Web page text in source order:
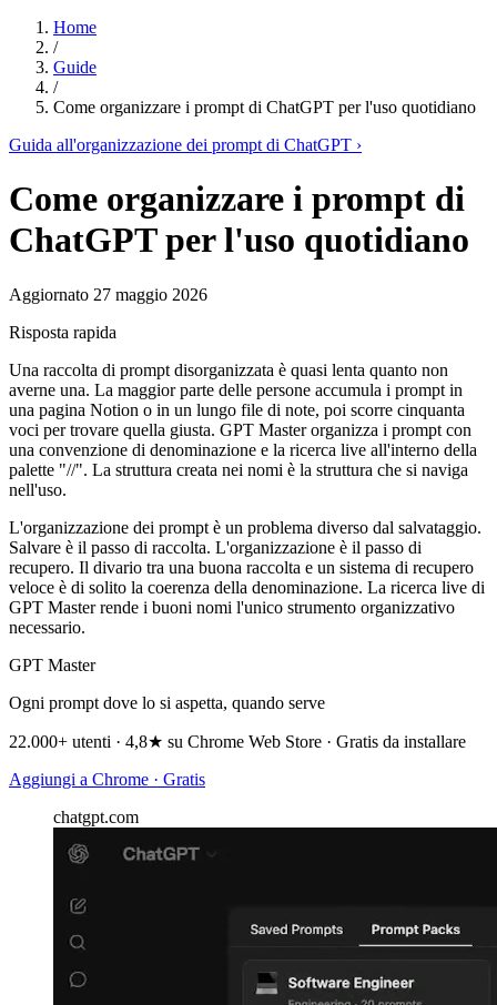
Home
/
Guide
/
Come organizzare i prompt di ChatGPT per l'uso quotidiano
Guida all'organizzazione dei prompt di ChatGPT ›
Come organizzare i prompt di
ChatGPT per l'uso quotidiano
Aggiornato 27 maggio 2026
Risposta rapida
Una raccolta di prompt disorganizzata è quasi lenta quanto non
averne una. La maggior parte delle persone accumula i prompt in
una pagina Notion o in un lungo file di note, poi scorre cinquanta
voci per trovare quella giusta. GPT Master organizza i prompt con
una convenzione di denominazione e la ricerca live all'interno della
palette "//". La struttura creata nei nomi è la struttura che si naviga
nell'uso.
L'organizzazione dei prompt è un problema diverso dal salvataggio.
Salvare è il passo di raccolta. L'organizzazione è il passo di
recupero. Il divario tra una buona raccolta e un sistema di recupero
veloce è di solito la coerenza della denominazione. La ricerca live di
GPT Master rende i buoni nomi l'unico strumento organizzativo
necessario.
GPT Master
Ogni prompt dove lo si aspetta, quando serve
22.000+ utenti · 4,8★ su Chrome Web Store · Gratis da installare
Aggiungi a Chrome · Gratis
chatgpt.com